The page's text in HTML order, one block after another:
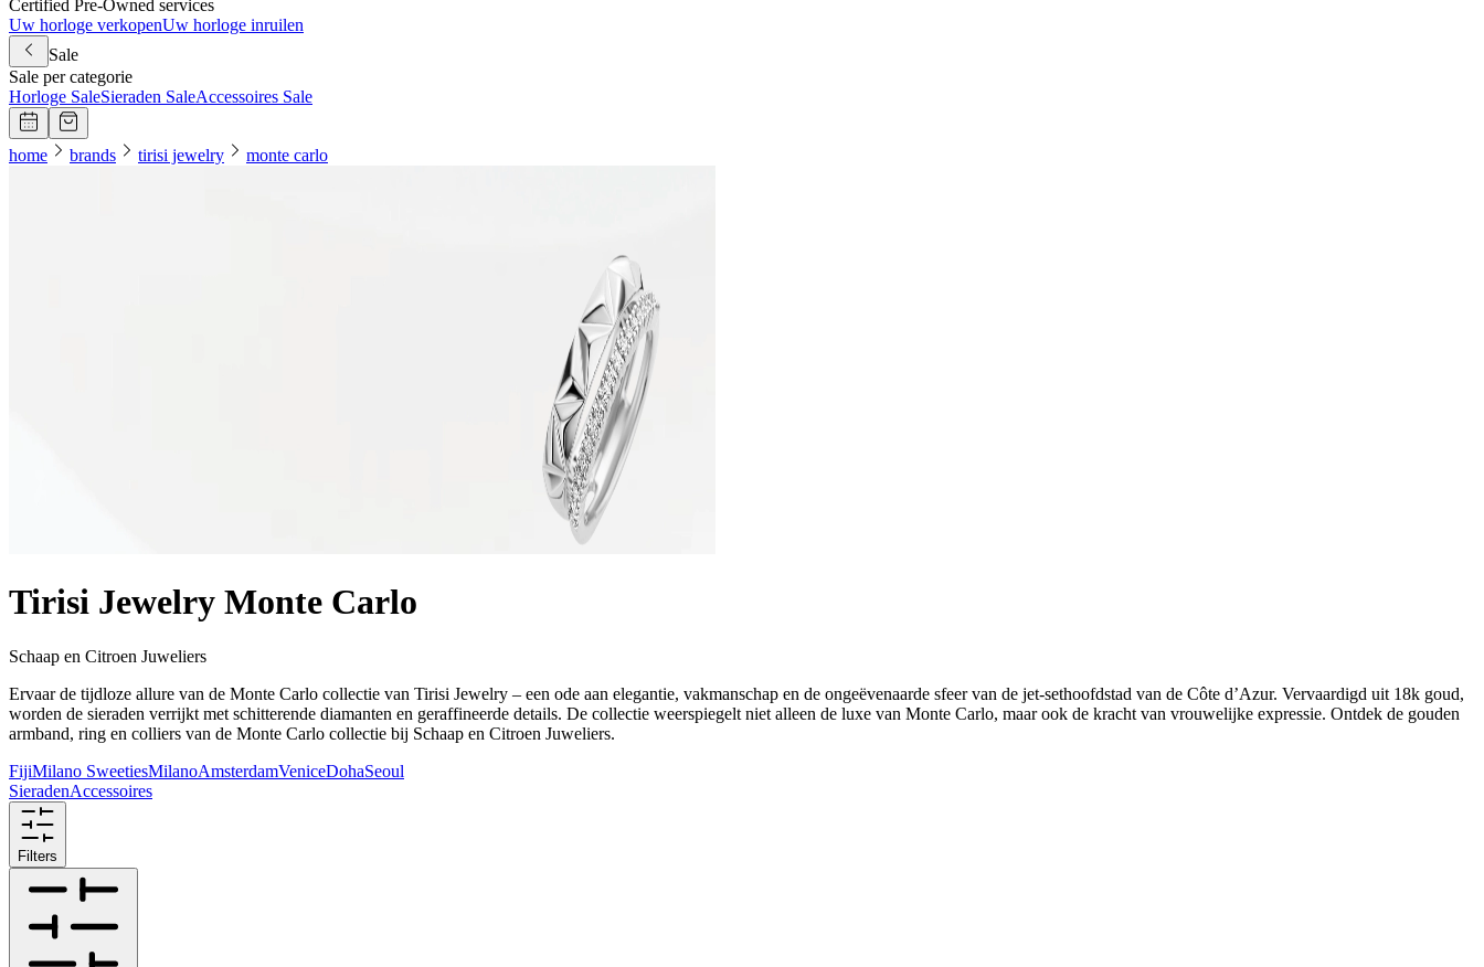
Certified Pre-Owned services
Uw horloge verkopenUw horloge inruilen
Sale
Sale per categorie
Horloge SaleSieraden SaleAccessoires Sale
home brands tirisi jewelry monte carlo
Tirisi Jewelry Monte Carlo
Schaap en Citroen Juweliers
Ervaar de tijdloze allure van de Monte Carlo collectie van Tirisi Jewelry – een ode aan elegantie, vakmanschap en de ongeëvenaarde sfeer van de jet-sethoofdstad van de Côte d’Azur. Vervaardigd uit 18k goud,
worden de sieraden verrijkt met schitterende diamanten en geraffineerde details. De collectie weerspiegelt niet alleen de luxe van Monte Carlo, maar ook de kracht van vrouwelijke expressie. Ontdek de gouden
armband, ring en colliers van de Monte Carlo collectie bij Schaap en Citroen Juweliers.
FijiMilano SweetiesMilanoAmsterdamVeniceDohaSeoul
SieradenAccessoires
Filters